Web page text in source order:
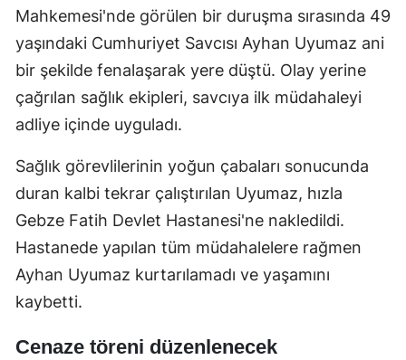
Mahkemesi'nde görülen bir duruşma sırasında 49
yaşındaki Cumhuriyet Savcısı Ayhan Uyumaz ani
bir şekilde fenalaşarak yere düştü. Olay yerine
çağrılan sağlık ekipleri, savcıya ilk müdahaleyi
adliye içinde uyguladı.
Sağlık görevlilerinin yoğun çabaları sonucunda
duran kalbi tekrar çalıştırılan Uyumaz, hızla
Gebze Fatih Devlet Hastanesi'ne nakledildi.
Hastanede yapılan tüm müdahalelere rağmen
Ayhan Uyumaz kurtarılamadı ve yaşamını
kaybetti.
Cenaze töreni düzenlenecek